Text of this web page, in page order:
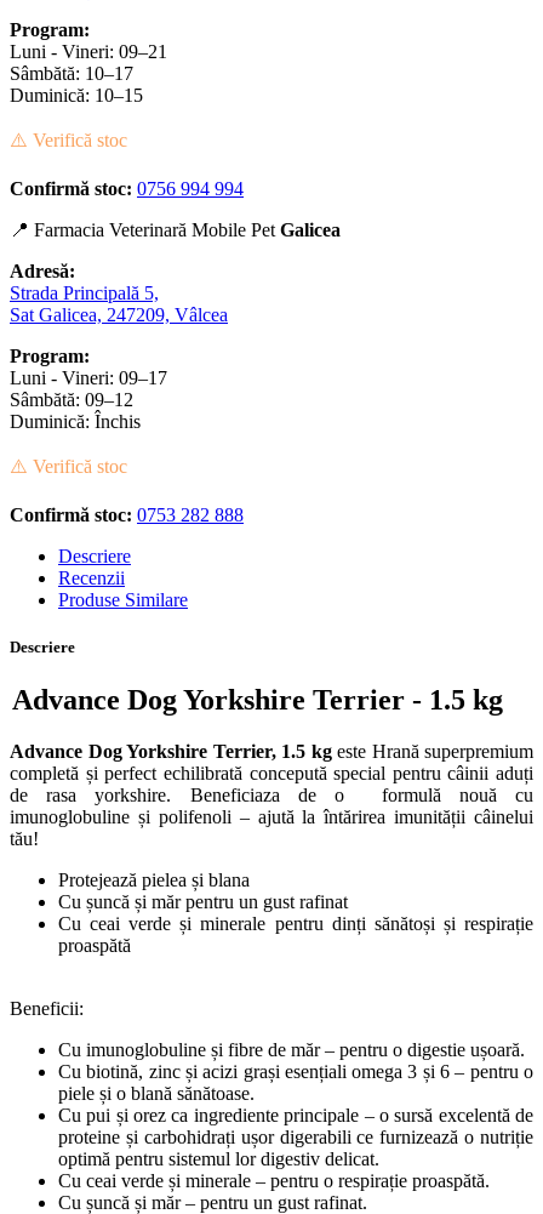
Program:
Luni - Vineri: 09–21
Sâmbătă: 10–17
Duminică: 10–15
⚠️ Verifică stoc
Confirmă stoc: 0756 994 994
📍 Farmacia Veterinară Mobile Pet Galicea
Adresă:
Strada Principală 5,
Sat Galicea, 247209, Vâlcea
Program:
Luni - Vineri: 09–17
Sâmbătă: 09–12
Duminică: Închis
⚠️ Verifică stoc
Confirmă stoc: 0753 282 888
Descriere
Recenzii
Produse Similare
Descriere
Advance Dog Yorkshire Terrier - 1.5 kg
Advance Dog Yorkshire Terrier, 1.5 kg este Hrană superpremium
completă și perfect echilibrată concepută special pentru câinii aduți
de rasa yorkshire. Beneficiaza de o formulă nouă cu
imunoglobuline și polifenoli – ajută la întărirea imunității câinelui
tău!
Protejează pielea și blana
Cu șuncă și măr pentru un gust rafinat
Cu ceai verde și minerale pentru dinți sănătoși și respirație
proaspătă
Beneficii:
Cu imunoglobuline și fibre de măr – pentru o digestie ușoară.
Cu biotină, zinc și acizi grași esențiali omega 3 și 6 – pentru o
piele și o blană sănătoase.
Cu pui și orez ca ingrediente principale – o sursă excelentă de
proteine și carbohidrați ușor digerabili ce furnizează o nutriție
optimă pentru sistemul lor digestiv delicat.
Cu ceai verde și minerale – pentru o respirație proaspătă.
Cu șuncă și măr – pentru un gust rafinat.